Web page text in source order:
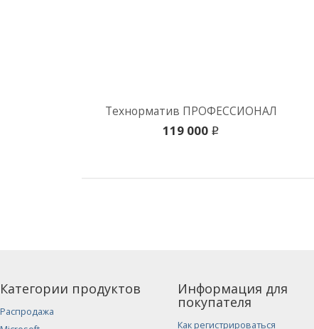
Технорматив ПРОФЕССИОНАЛ
119 000 i
Категории продуктов
Распродажа
Информация для
покупателя
Как регистрироваться